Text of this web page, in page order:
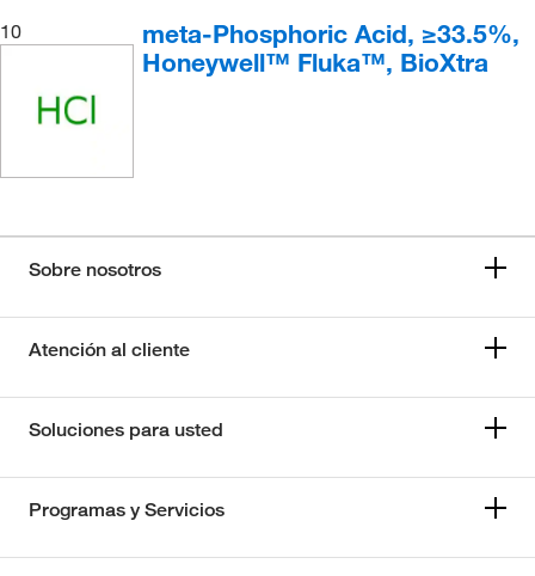
10
meta-Phosphoric Acid, ≥33.5%,
Honeywell™ Fluka™, BioXtra
Sobre nosotros
Atención al cliente
Soluciones para usted
Programas y Servicios